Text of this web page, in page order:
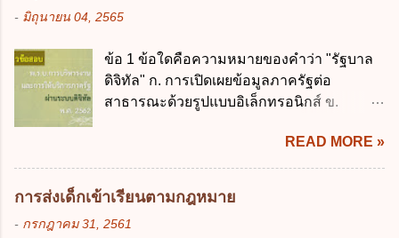
โปร่งใสและตรวจสอบได้ ข้อ 4. พระราช
บัญญัติวิธีการงบประมาณ พ.ศ. 2561 บัญญัติ
ให้การบริหา...
เกินร้อยละ 60 ข้อ 3 กฎหมายว่าด้วยวินัยการ
กฎหมายที่ให้จัดเก็บภาษีอากรหรือค่า
ธรรมเนียมเพิ่มขึ้นจากที่กำหนดไว้ในกฎหมาย
เพื่อการนำไปใช้จ่ายตามวัตถุประสงค์หรือเพื่อ
ข้อใด ก. เป็นไปตามความต้องการของชุมชน
ข. เพื่อป็นรายได้ขององค์กรปกครองส่วนท้อง
ถิ่น ค. มีเหตุจำเป็นหรือเหตุฉุกเฉินที่มิอาจหลีก
- มิถุนายน 04, 2565
ข้อ 1 ข้อใดคือความหมายของคำว่า "รัฐบาล
ดิจิทัล" ก. การเปิดเผยข้อมูลภาครัฐต่อ
สาธารณะด้วยรูปแบบอิเล็กทรอนิกส์ ข.
การบริหารงาน การให้บริการ การบูรณาการ
ข้อมูลภาครัฐ ค. วิธีการนำสัญลักษณ์ศูนย์และ
หนึ่ง เพื่อใช้สร้างระบบต่าง ๆ ง. สำนักงาน
พัฒนารัฐบาลดิจิทัล (องค์การมหาชน) ข้อ 2
การบริหารงานภาครัฐและการจัดทำบริการ
READ MORE »
การส่งเด็กเข้าเรียนตามกฎหมาย
- กรกฎาคม 31, 2561